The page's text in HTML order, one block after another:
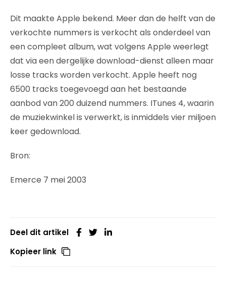
Dit maakte Apple bekend. Meer dan de helft van de
verkochte nummers is verkocht als onderdeel van
een compleet album, wat volgens Apple weerlegt
dat via een dergelijke download-dienst alleen maar
losse tracks worden verkocht. Apple heeft nog
6500 tracks toegevoegd aan het bestaande
aanbod van 200 duizend nummers. ITunes 4, waarin
de muziekwinkel is verwerkt, is inmiddels vier miljoen
keer gedownload.
Bron:
Emerce 7 mei 2003
Deel dit artikel
Kopieer link